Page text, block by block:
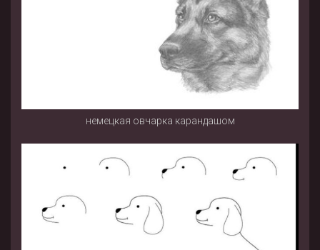
немецкая овчарка карандашом